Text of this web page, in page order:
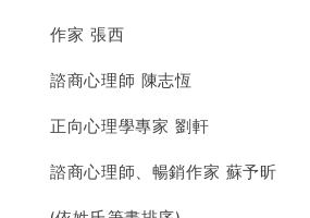
作家 張西
諮商心理師 陳志恆
正向心理學專家 劉軒
諮商心理師、暢銷作家 蘇予昕